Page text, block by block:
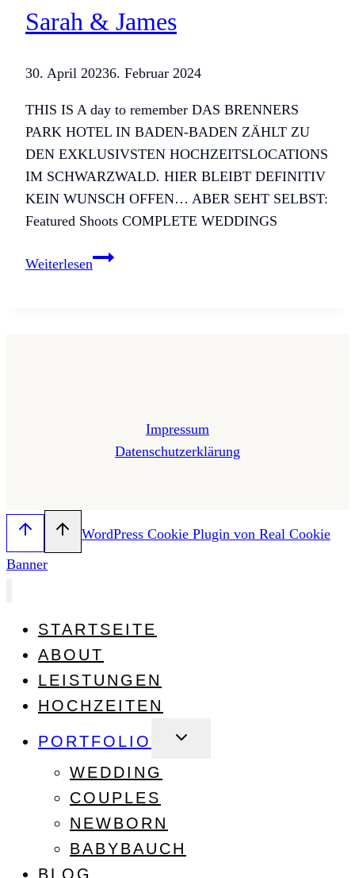
Sarah & James
30. April 20236. Februar 2024
THIS IS A day to remember DAS BRENNERS
PARK HOTEL IN BADEN-BADEN ZÄHLT ZU
DEN EXKLUSIVSTEN HOCHZEITSLOCATIONS
IM SCHWARZWALD. HIER BLEIBT DEFINITIV
KEIN WUNSCH OFFEN… ABER SEHT SELBST:
Featured Shoots COMPLETE WEDDINGS
WeiterlesenSarah
Impressum
Datenschutzerklärung
WordPress Cookie Plugin von Real Cookie
Banner
STARTSEITE
ABOUT
LEISTUNGEN
HOCHZEITEN
PORTFOLIO
Untermenü
WEDDING
COUPLES
NEWBORN
BABYBAUCH
BLOG